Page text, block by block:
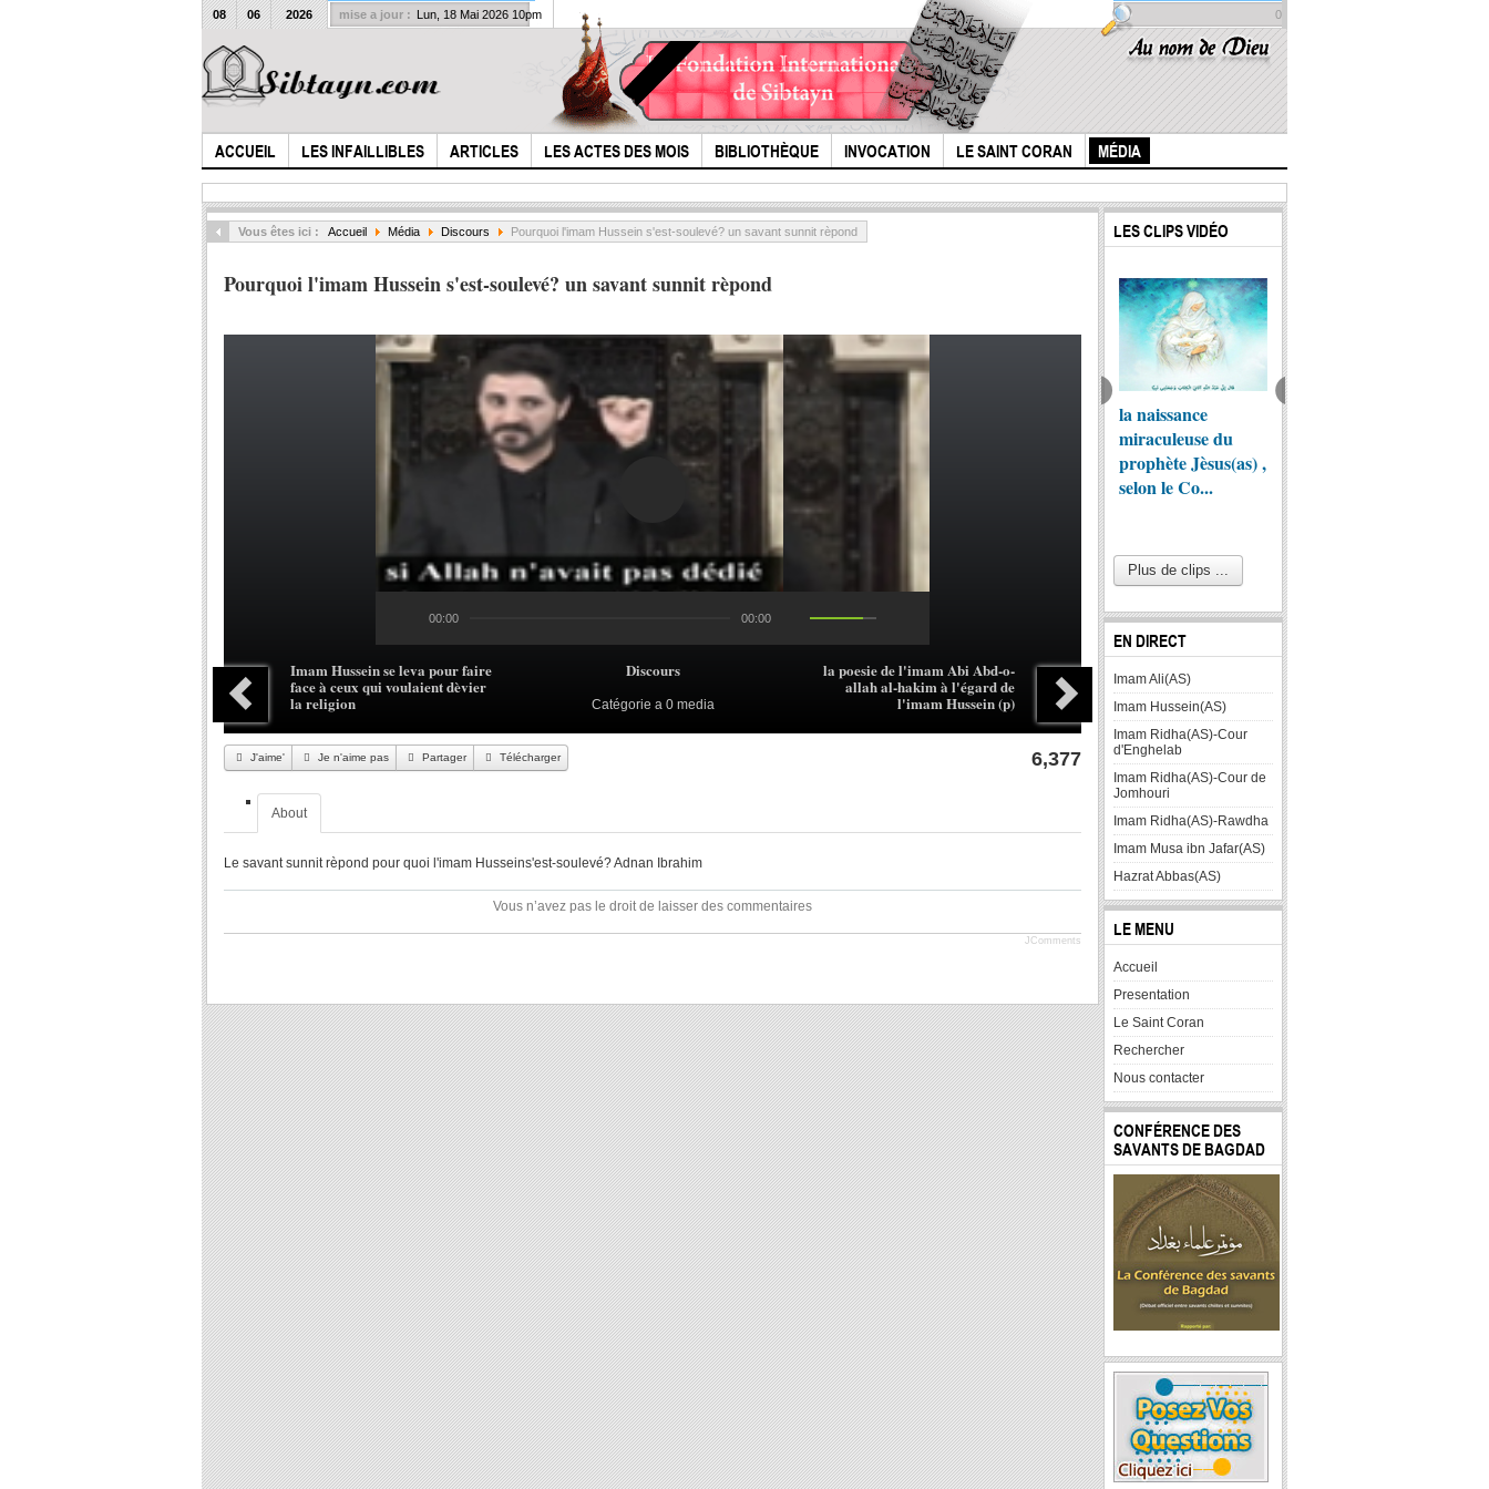
ACCUEIL LES INFAILLIBLES ARTICLES LES ACTES DES MOIS BIBLIOTHÈQUE INVOCATION LE SAINT CORAN MÉDIA
08 06 2026 mise a jour : Lun, 18 Mai 2026 10pm 0
Vous êtes ici : Accueil Média Discours Pourquoi l'imam Hussein s'est-soulevé? un savant sunnit rèpond
Pourquoi l'imam Hussein s'est-soulevé? un savant sunnit rèpond
00:00 00:00
Imam Hussein se leva pour faire
face à ceux qui voulaient dèvier
la religion
Discours
Catégorie a 0 media
la poesie de l'imam Abi Abd-o-
allah al-hakim à l'égard de
l'imam Hussein (p)
J'aime' Je n'aime pas Partager Télécharger 6,377
About
Le savant sunnit rèpond pour quoi l'imam Husseins'est-soulevé? Adnan Ibrahim
Vous n’avez pas le droit de laisser des commentaires
JComments
LES CLIPS VIDÉO
Dieu a-t-il créé le
la naissance
miraculeuse du
prophète Jèsus(as) ,
selon le Co...
Femmes du
prophète, mères
des croyants?
Plus de clips ...
EN DIRECT
Imam Ali(AS)
Imam Hussein(AS)
Imam Ridha(AS)-Cour
d'Enghelab
Imam Ridha(AS)-Cour de
Jomhouri
Imam Ridha(AS)-Rawdha
Imam Musa ibn Jafar(AS)
Hazrat Abbas(AS)
LE MENU
Accueil
Presentation
Le Saint Coran
Rechercher
Nous contacter
CONFÉRENCE DES
SAVANTS DE BAGDAD